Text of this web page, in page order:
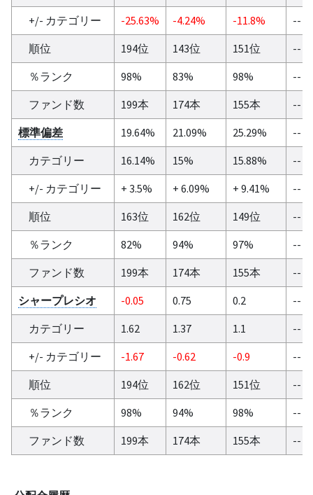
+/- カテゴリー
-25.63% -4.24% -11.8%
--
順位
194位 143位 151位
--
％ランク
98% 83% 98%
--
ファンド数
199本 174本 155本
--
標準偏差
19.64% 21.09% 25.29%
--
カテゴリー
16.14% 15% 15.88%
--
+/- カテゴリー
+ 3.5% + 6.09% + 9.41%
--
順位
163位 162位 149位
--
％ランク
82% 94% 97%
--
ファンド数
199本 174本 155本
--
シャープレシオ
-0.05 0.75 0.2
--
カテゴリー
1.62 1.37 1.1
--
+/- カテゴリー
-1.67 -0.62 -0.9
--
順位
194位 162位 151位
--
％ランク
98% 94% 98%
--
ファンド数
199本 174本 155本 --